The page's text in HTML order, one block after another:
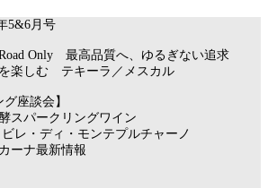
5&6月号
Road Only 最高品質へ、ゆるぎない追求
を楽しむ テキーラ／メスカル
座談会】
スパークリングワイン
レ・ディ・モンテプルチャーノ
ーナ最新情報